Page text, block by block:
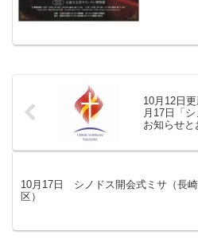
10月12日
月17日「
お知らせと
10月17日 シノドス開会式ミサ（長
区）